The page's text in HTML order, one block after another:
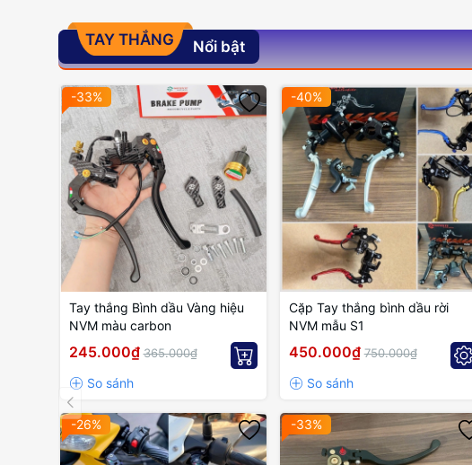
TAY THẮNG Nổi bật
-33%
Tay thắng Bình dầu Vàng hiệu
NVM màu carbon
245.000₫ 365.000₫
-40%
Cặp Tay thắng bình dầu rời
NVM mẫu S1
450.000₫ 750.000₫
-26% -33%